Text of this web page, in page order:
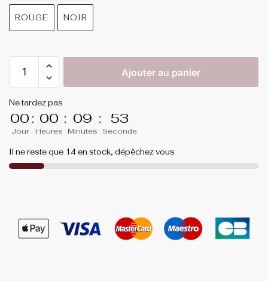
ROUGE NOIR
Ajouter au panier
Ne tardez pas
00
Jour
: 00
Heures
: 09
Minutes
: 53
Seconde
Il ne reste que 14 en stock, dépêchez vous